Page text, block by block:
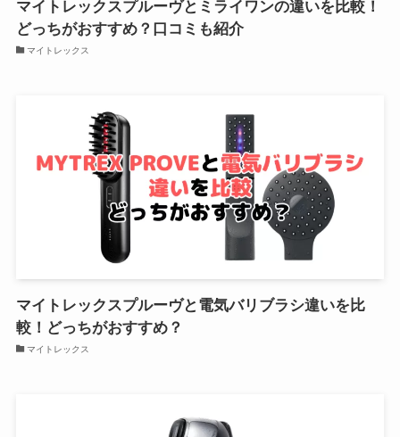
マイトレックスプルーヴとミライワンの違いを比較！
どっちがおすすめ？口コミも紹介
マイトレックス
マイトレックスプルーヴと電気バリブラシ違いを比
較！どっちがおすすめ？
マイトレックス